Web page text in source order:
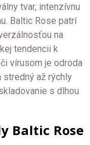
tvar, intenzívnu
Baltic Rose patrí
na
tendencii k
vírusom je odroda
až rýchly
s dlhou
Baltic Rose